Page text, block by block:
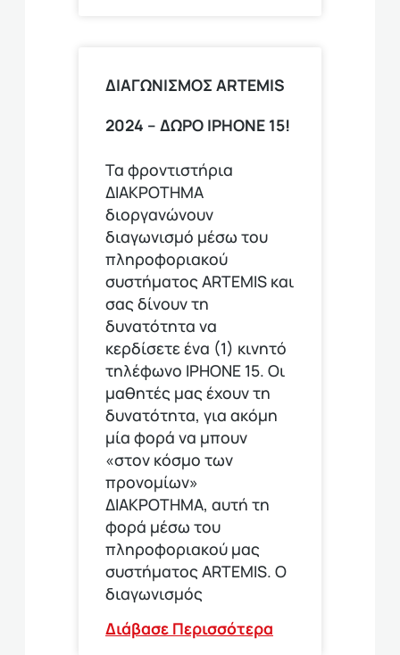
ΔΙΑΓΩΝΙΣΜΟΣ ΑRTEMIS
2024 – ΔΩΡΟ IPHONE 15!
Τα φροντιστήρια
ΔΙΑΚΡΟΤΗΜΑ
διοργανώνουν
διαγωνισμό μέσω του
πληροφοριακού
συστήματος ARTEMIS και
σας δίνουν τη
δυνατότητα να
κερδίσετε ένα (1) κινητό
τηλέφωνο ΙΡΗΟΝΕ 15. Οι
μαθητές μας έχουν τη
δυνατότητα, για ακόμη
μία φορά να μπουν
«στον κόσμο των
προνομίων»
ΔΙΑΚΡΟΤΗΜΑ, αυτή τη
φορά μέσω του
πληροφοριακού μας
συστήματος ARTEMIS. Ο
διαγωνισμός
Διάβασε Περισσότερα